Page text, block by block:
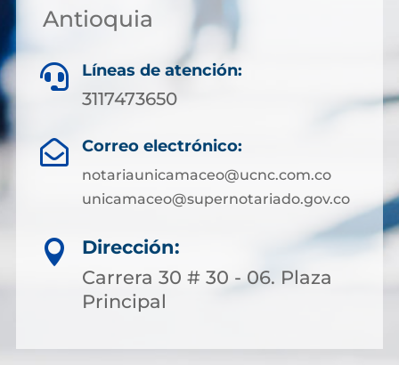
Antioquia
 Líneas de atención:
3117473650
 Correo electrónico:
notariaunicamaceo@ucnc.com.co
unicamaceo@supernotariado.gov.co

Dirección:
Carrera 30 # 30 - 06. Plaza
Principal